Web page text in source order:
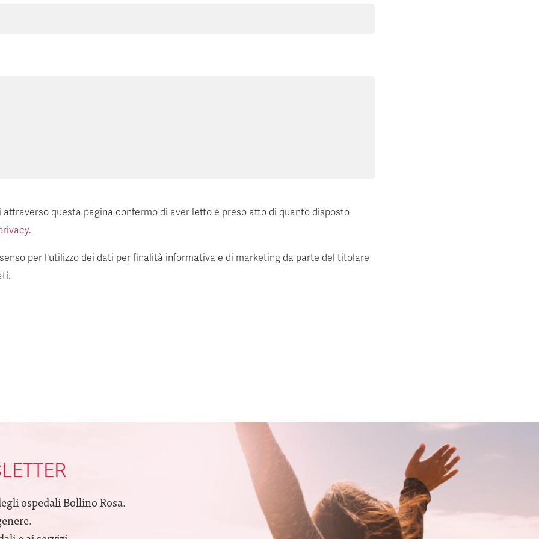
attraverso questa pagina confermo di aver letto e preso atto di quanto disposto
.
per l'utilizzo dei dati per finalità informativa e di marketing da parte del titolare
ospedali Bollino Rosa.